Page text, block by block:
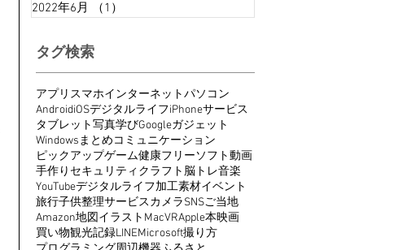
2022年6月
（1）
タグ検索
アプリ スマホインターネットパソコン
AndroidiOSデジタルライフiPhoneサービス
タブレット写真学びGoogleガジェット
Windowsまとめコミュニケーション
ピックアップゲーム健康フリーソフト動画
手作り セキュリティ クラフト脳トレ音楽
YouTubeデジタルライフ加工素材イベント
旅行子供整理サービスカメラSNSご当地
Amazon地図イラスト MacVRApple本映画
買い物観光記録LINEMicrosoft撮り方